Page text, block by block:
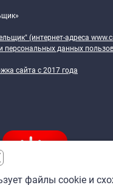
(интернет-адреса
персональных данных
сайта c 2017 года
файлы cookie и